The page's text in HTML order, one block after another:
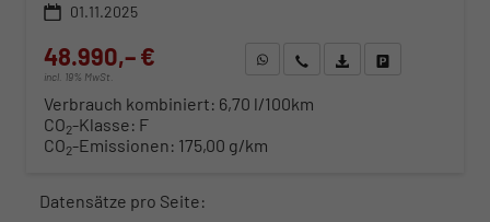
01.11.2025
48.990,– €
incl. 19% MwSt.
WhatsApp anfragen
Wir rufen Sie anFahrzeugexposé (PDF)
Verbrauch kombiniert: 6,70 l/100km
CO2-Klasse: F
CO2-Emissionen: 175,00 g/km
Datensätze pro Seite: